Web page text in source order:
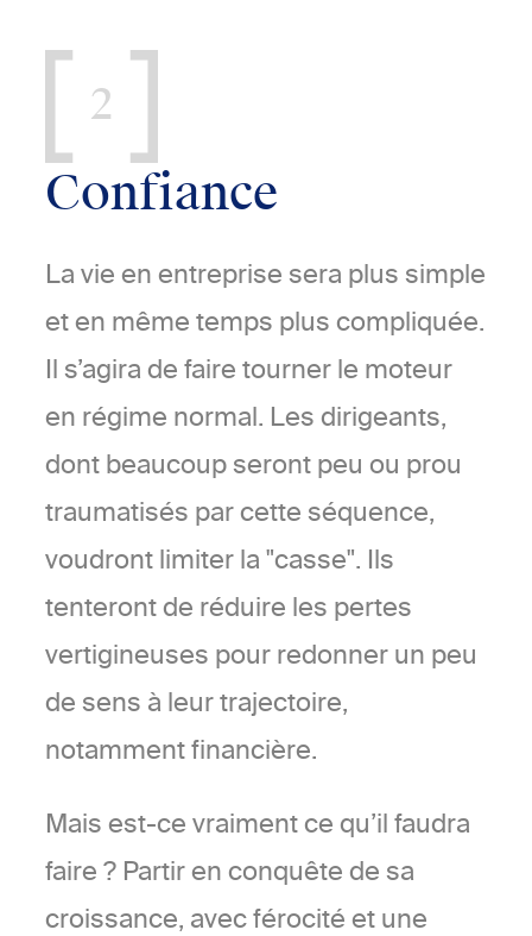
2
Confiance
La vie en entreprise sera plus simple
et en même temps plus compliquée.
Il s’agira de faire tourner le moteur
en régime normal. Les dirigeants,
dont beaucoup seront peu ou prou
traumatisés par cette séquence,
voudront limiter la "casse". Ils
tenteront de réduire les pertes
vertigineuses pour redonner un peu
de sens à leur trajectoire,
notamment financière.
Mais est-ce vraiment ce qu’il faudra
faire ? Partir en conquête de sa
croissance, avec férocité et une